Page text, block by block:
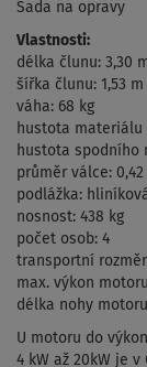
Sada na opravy
Vlastnosti:
délka člunu: 3,30
šířka člunu: 1,53 m
váha: 68 kg
hustota materiálu
hustota spodního
průměr válce: 0,42
podlážka:
nosnost: 438 kg
počet osob: 4
transportní
max. výkon
délka nohy
U motoru do
4 kW až 20kW je